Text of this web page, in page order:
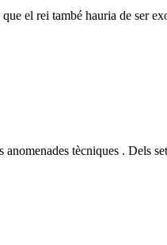
el rei també hauria de ser
tècniques . Dels